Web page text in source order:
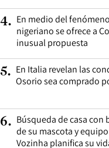
4. En medio del
nigeriano se ofrece a
inusual propuesta
5. En Italia revelan las
Osorio sea comprado
6. Búsqueda de casa
de su mascota y
Vozinha planifica su